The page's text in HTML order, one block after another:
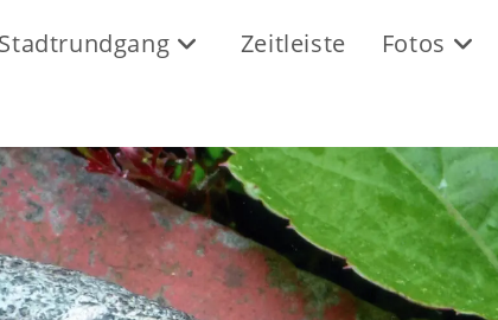
Zeitleiste Fotos